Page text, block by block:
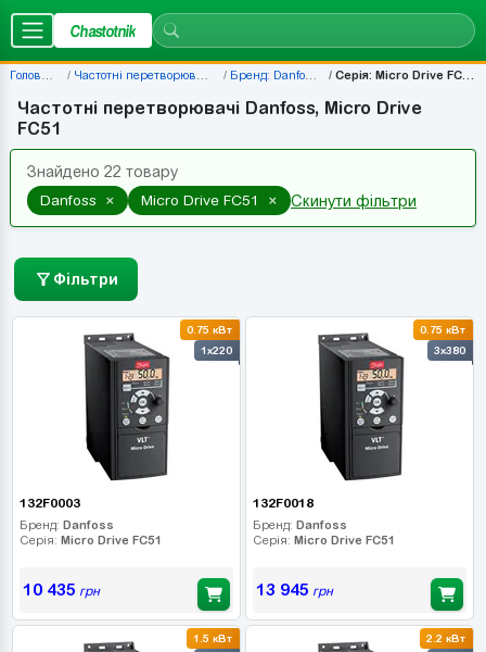
Chastotnik
Частотні перетворювачі Бренд: Danfoss Серія: Micro Drive FC51
Частотні перетворювачі Danfoss, Micro Drive
FC51
Знайдено 22 товару
Danfoss × Micro Drive FC51 × Скинути фільтри
Фільтри
0.75 кВт
1x220
132F0003
Бренд: Danfoss
Серія: Micro Drive FC51
10 435 грн
0.75 кВт
3x380
132F0018
Бренд: Danfoss
Серія: Micro Drive FC51
13 945 грн
1.5 кВт
2.2 кВт